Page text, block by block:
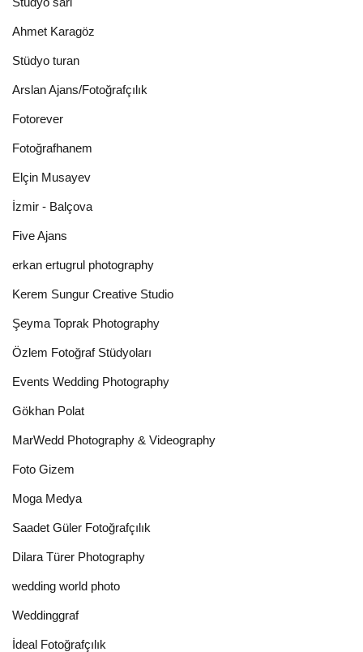
Ahmet Karagöz
Stüdyo turan
Arslan Ajans/Fotoğrafçılık
Fotorever
Fotoğrafhanem
Elçin Musayev
İzmir - Balçova
Five Ajans
erkan ertugrul photography
Kerem Sungur Creative Studio
Şeyma Toprak Photography
Özlem Fotoğraf Stüdyoları
Events Wedding Photography
Gökhan Polat
MarWedd Photography & Videography
Foto Gizem
Moga Medya
Saadet Güler Fotoğrafçılık
Dilara Türer Photography
wedding world photo
Weddinggraf
İdeal Fotoğrafçılık